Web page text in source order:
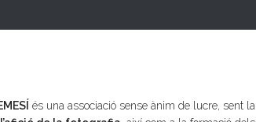
és una associació sense ànim de lucre, sent la